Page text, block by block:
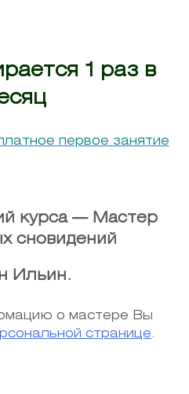
1 раз в
первое занятие
курса — Мастер
сновидений
Ильин.
о мастере Вы
странице.